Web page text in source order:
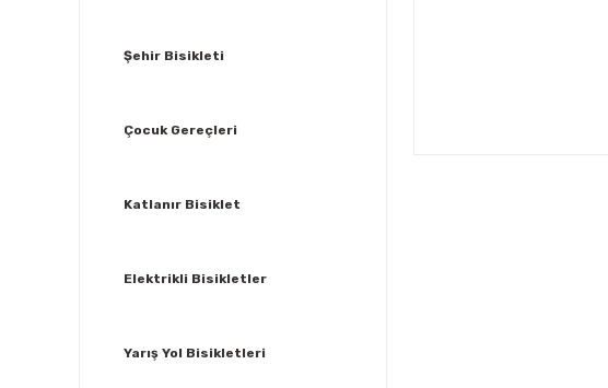
Şehir Bisikleti
Çocuk Gereçleri
Katlanır Bisiklet
Elektrikli Bisikletler
Yarış Yol Bisikletleri